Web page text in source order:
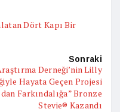
Dört Kapı Bir
Sonraki
Derneği’nin Lilly
Hayata Geçen Projesi
Farkındalığa” Bronze
Stevie® Kazandı